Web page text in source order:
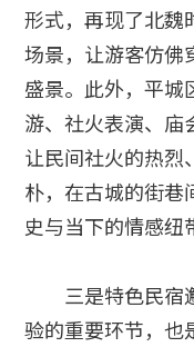
形式，再现了北魏
场景，让游客仿佛
盛景。此外，平城
游、社火表演、庙
让民间社火的热烈
朴，在古城的街巷
史与当下的情感纽
三是特色民宿
验的重要环节，也